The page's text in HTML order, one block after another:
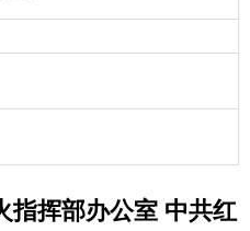
指挥部办公室 中共红